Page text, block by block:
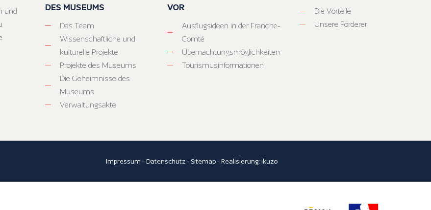
und
DES MUSEUMS
Das Team
Wissenschaftliche und
kulturelle Projekte
Projekte des Museums
Die Geheimnisse des
Museums
Verwaltungsakte
VOR
Ausflugsideen in der Franche-
Comté
Übernachtungsmöglichkeiten
Tourismusinformationen
Die Vorteile
Unsere Förderer
Impressum -Datenschutz- Sitemap- Realisierung:ikuzo